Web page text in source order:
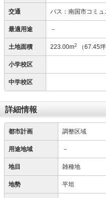
交通 バス：南国市コミ
最適用途 －
土地面積 223.00m2 （67.45坪
小学校区
中学校区
詳細情報
都市計画 調整区域
用途地域 －
地目 雑種地
地勢 平坦